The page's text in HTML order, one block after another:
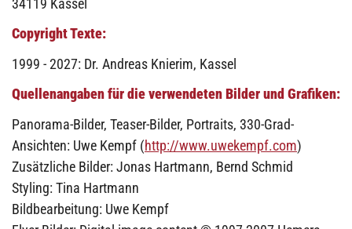
34119 Kassel
Copyright Texte:
1999 - 2027: Dr. Andreas Knierim, Kassel
Quellenangaben für die verwendeten Bilder und Grafiken:
Panorama-Bilder, Teaser-Bilder, Portraits, 330-Grad-
Ansichten: Uwe Kempf (http://www.uwekempf.com)
Zusätzliche Bilder: Jonas Hartmann, Bernd Schmid
Styling: Tina Hartmann
Bildbearbeitung: Uwe Kempf